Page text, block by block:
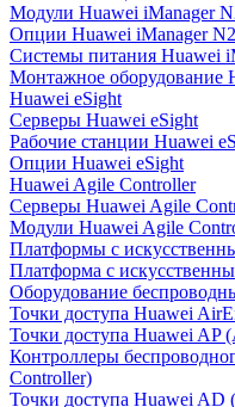
Модули Huawei iManager
Опции Huawei iManager
Системы питания Huawei
Монтажное оборудование
Huawei eSight
Серверы Huawei eSight
Рабочие станции Huawei
Опции Huawei eSight
Huawei Agile Controller
Серверы Huawei Agile
Модули Huawei Agile
Платформы с
Платформа с
Оборудование
Точки доступа Huawei
Точки доступа Huawei AP
Контроллеры
Controller)
Точки доступа Huawei AD